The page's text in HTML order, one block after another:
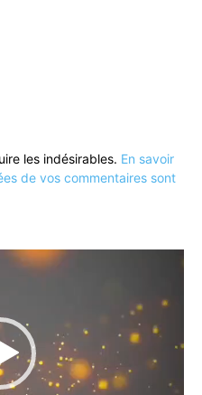
les indésirables. En savoir
de vos commentaires sont